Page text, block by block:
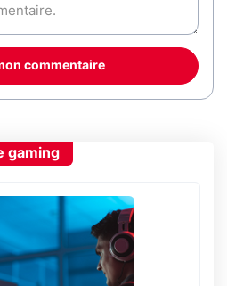
commentaire
gaming